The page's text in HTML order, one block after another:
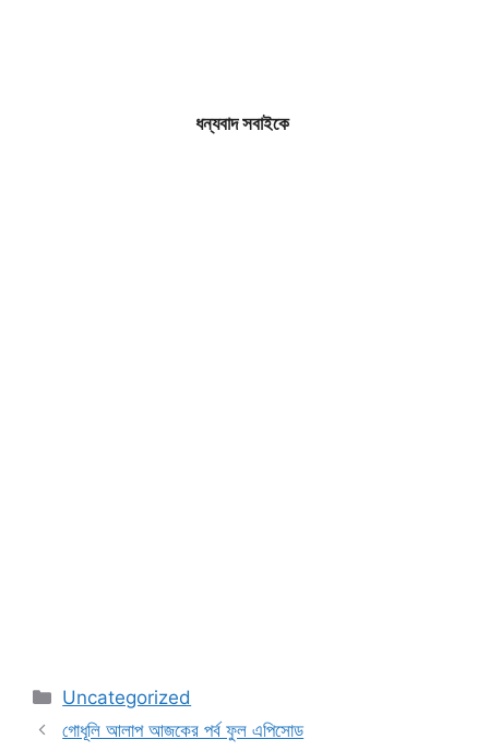
ধন্যবাদ সবাইকে
Categories
Uncategorized
গোধূলি আলাপ আজকের পর্ব ফুল এপিসোড